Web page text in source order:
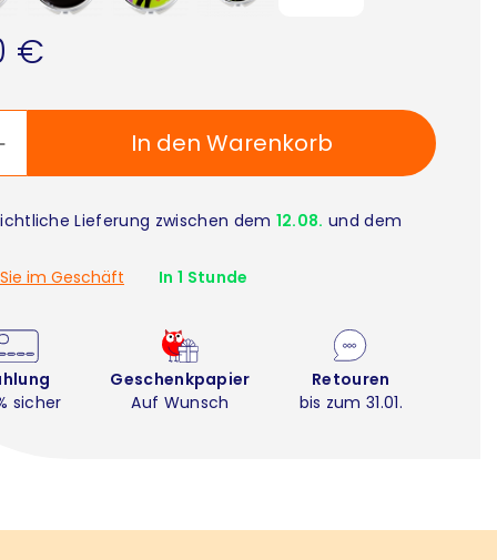
€
In den Warenkorb
Lieferung zwischen dem 12.08. und dem
im Geschäft In 1 Stunde
sicher
Geschenkpapier
Auf Wunsch
Retouren
bis zum 31.01.